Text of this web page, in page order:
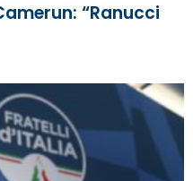
“Ranucci